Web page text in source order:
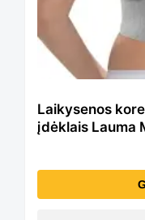
Laikysenos
įdėklais Lauma